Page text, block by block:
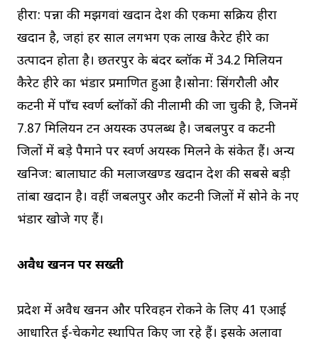
हीरा: पन्ना की मझगवां खदान देश की एकमात्र सक्रिय हीरा
खदान है, जहां हर साल लगभग एक लाख कैरेट हीरे का
उत्पादन होता है। छतरपुर के बंदर ब्लॉक में 34.2 मिलियन
कैरेट हीरे का भंडार प्रमाणित हुआ है।सोना: सिंगरौली और
कटनी में पाँच स्वर्ण ब्लॉकों की नीलामी की जा चुकी है, जिनमें
7.87 मिलियन टन अयस्क उपलब्ध है। जबलपुर व कटनी
जिलों में बड़े पैमाने पर स्वर्ण अयस्क मिलने के संकेत हैं। अन्य
खनिज: बालाघाट की मलाजखण्ड खदान देश की सबसे बड़ी
तांबा खदान है। वहीं जबलपुर और कटनी जिलों में सोने के नए
भंडार खोजे गए हैं।
अवैध खनन पर सख्ती
प्रदेश में अवैध खनन और परिवहन रोकने के लिए 41 एआई
आधारित ई-चेकगेट स्थापित किए जा रहे हैं। इसके अलावा